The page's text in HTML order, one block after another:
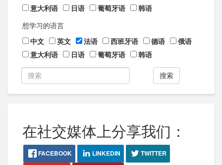
意大利语
日语 葡萄牙语 韩语
想学习的语言
中文
英文 法语 西班牙语 德语
俄语
意大利语
日语 葡萄牙语 韩语
搜索
在社交媒体上分享我们：
FACEBOOK LINKEDIN
TWITTER